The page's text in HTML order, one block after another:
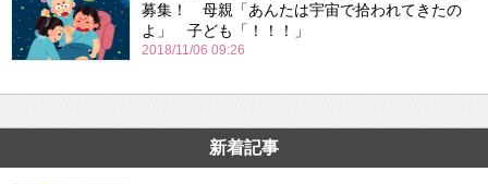
募集！ 母親「あんたは宇宙で拾われてきたの
よ」 子ども「！！！」
2018/11/06 09:26
新着記事